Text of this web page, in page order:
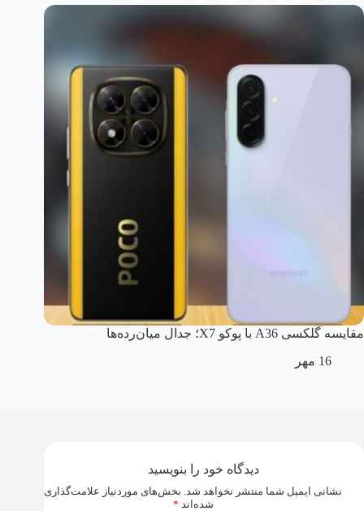
مقایسه گلکسی A36 با پوکو X7؛ جدال میان‌رده‌ها
16 مهر
دیدگاه خود را بنویسید
نشانی ایمیل شما منتشر نخواهد شد. بخش‌های موردنیاز علامت‌گذاری
شده‌اند *